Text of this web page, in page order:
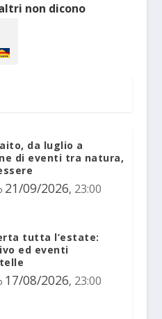
non dicono
da luglio a
di eventi tra natura,
21/09/2026, 23:00
tutta l’estate:
ed eventi
17/08/2026, 23:00